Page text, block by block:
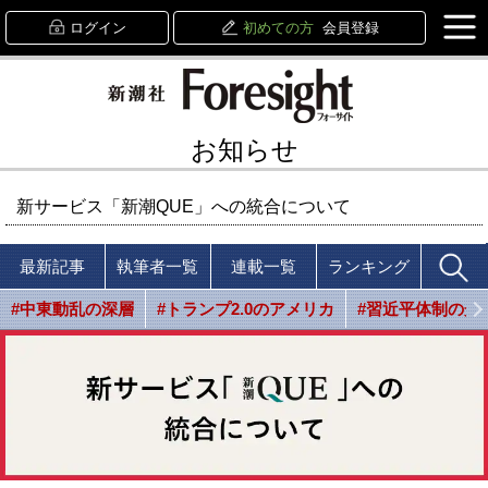
ログイン 初めての方 会員登録
お知らせ
新サービス「新潮QUE」への統合について
最新記事 執筆者一覧 連載一覧 ランキング
#中東動乱の深層 #トランプ2.0のアメリカ #習近平体制の光